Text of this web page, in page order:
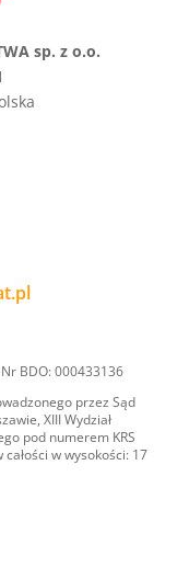
sp. z o.o.
BDO: 000433136
przez Sąd
XIII Wydział
pod numerem KRS
całości w wysokości: 17